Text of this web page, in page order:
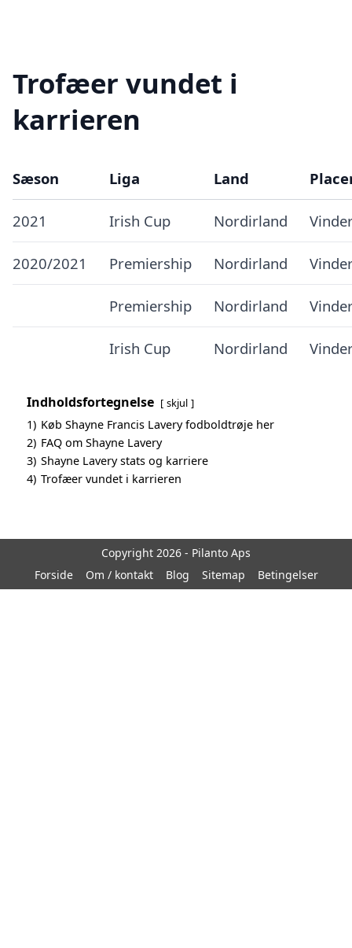
Trofæer vundet i
karrieren
Sæson Liga Land
2021 Irish Cup Nordirland
2020/2021 Premiership Nordirland
Premiership Nordirland
Irish Cup Nordirland
Indholdsfortegnelse skjul
1) Køb Shayne Francis Lavery fodboldtrøje her
2) FAQ om Shayne Lavery
3) Shayne Lavery stats og karriere
4) Trofæer vundet i karrieren
Copyright 2026 - Pilanto Aps
Forside
Om / kontakt Blog Sitemap Betingelser